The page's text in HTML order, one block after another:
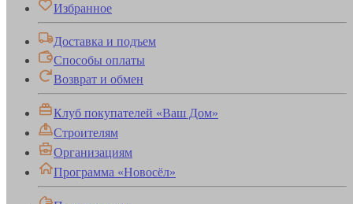
Избранное
Доставка и подъем
Способы оплаты
Возврат и обмен
Клуб покупателей «Ваш Дом»
Строителям
Организациям
Программа «Новосёл»